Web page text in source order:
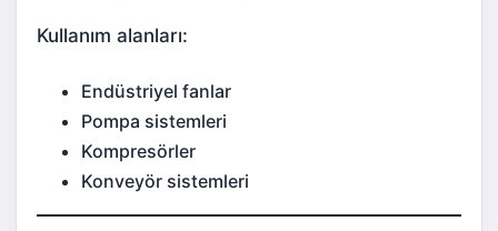
Kullanım alanları:
Endüstriyel fanlar
Pompa sistemleri
Kompresörler
Konveyör sistemleri